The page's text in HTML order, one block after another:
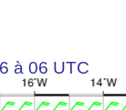
à 06 UTC